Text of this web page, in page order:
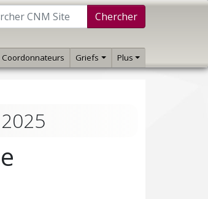
Chercher
Coordonnateurs Griefs Plus